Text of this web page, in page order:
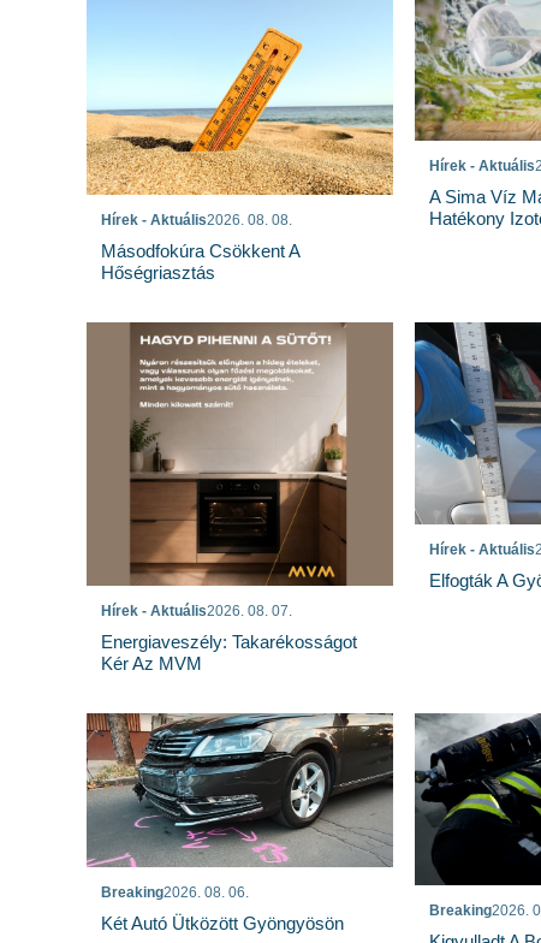
Hírek - Aktuális2026. 08. 08.
Másodfokúra Csökkent A
Hőségriasztás
Hírek - Aktuális
A Sima Víz
Hatékony
Hírek - Aktuális2026. 08. 07.
Energiaveszély: Takarékosságot
Kér Az MVM
Hírek - Aktuális
Elfogták A
Breaking2026. 08. 06.
Két Autó Ütközött Gyöngyösön
Breaking2026.